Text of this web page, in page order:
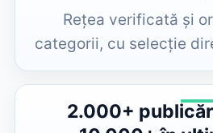
Rețea verificată și
categorii, cu selecție
2.000+